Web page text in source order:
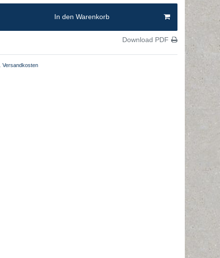
In den Warenkorb
Download PDF
Versandkosten